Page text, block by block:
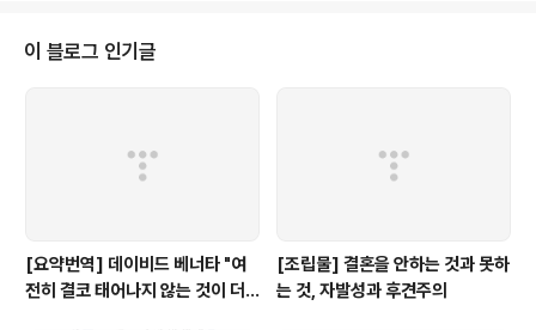
의 등등)4. 절충으로서의 도덕은, 무관해야 하는 자기 또는 타인의 이익이 유관
한 요소로 들어오게끔 한다. 예를 들어 고문하는 사람이 쾌락을 많이 느낄수록
이 블로그 인기글
[요약번역] 데이비드 베너타 "여
전히 결코 태어나지 않는 것이 더
[조립물] 결혼을 안하는 것과 못하
는 것, 자발성과 후견주의